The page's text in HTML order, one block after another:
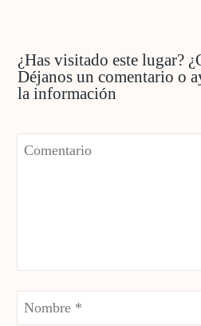
¿Has visitado este lugar?
Déjanos un comentario o
la información